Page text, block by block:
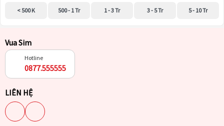
< 500 K 500 - 1 Tr 1 - 3 Tr 3 - 5 Tr 5 - 10 Tr
Vua Sim
Hotline
0877.555555
LIÊN HỆ